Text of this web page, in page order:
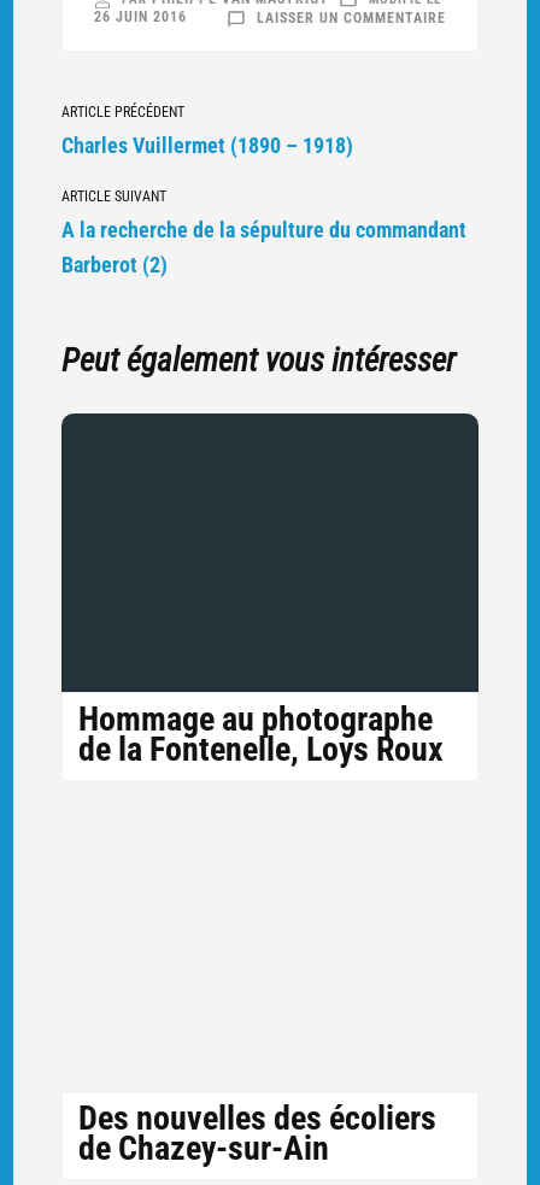
LAISSER UN COMMENTAIRESUR
26 JUIN 2016
Navigation
vers
articles
ARTICLE PRÉCÉDENT
Charles Vuillermet (1890 – 1918)
ARTICLE SUIVANT
A la recherche de la sépulture du commandant
Barberot (2)
Peut également vous intéresser
Hommage au photographe
de la Fontenelle, Loys Roux
Des nouvelles des écoliers
de Chazey-sur-Ain